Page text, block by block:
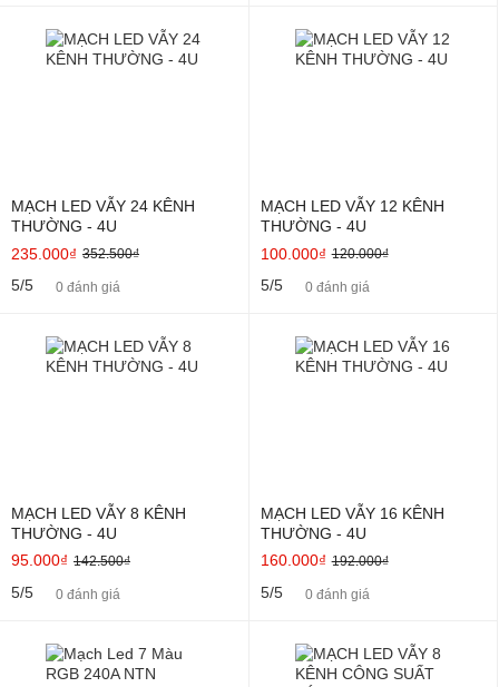
MẠCH LED VẪY 24 KÊNH
THƯỜNG - 4U
235.000₫ 352.500₫
5/5 0 đánh giá
MẠCH LED VẪY 12 KÊNH
THƯỜNG - 4U
100.000₫ 120.000₫
5/5 0 đánh giá
MẠCH LED VẪY 8 KÊNH
THƯỜNG - 4U
95.000₫ 142.500₫
5/5 0 đánh giá
MẠCH LED VẪY 16 KÊNH
THƯỜNG - 4U
160.000₫ 192.000₫
5/5 0 đánh giá